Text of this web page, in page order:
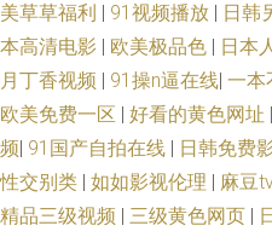
二区视频 日韩av在线网址 成人福利
久久国产精品福利色欲 伊人性生
址 91高清视频网站 国产福利第一页
51页 成人超碰 人人人a∨av 91大神
美草草福利 | 91视频播放 | 日韩
本高清电影 | 欧美极品色 | 日本
月丁香视频 | 91操n逼在线| 一本
欧美免费一区 | 好看的黄色网址 |
频| 91国产自拍在线 | 日韩免费
性交别类 | 如如影视伦理 | 麻豆
精品三级视频 | 三级黄色网页 |